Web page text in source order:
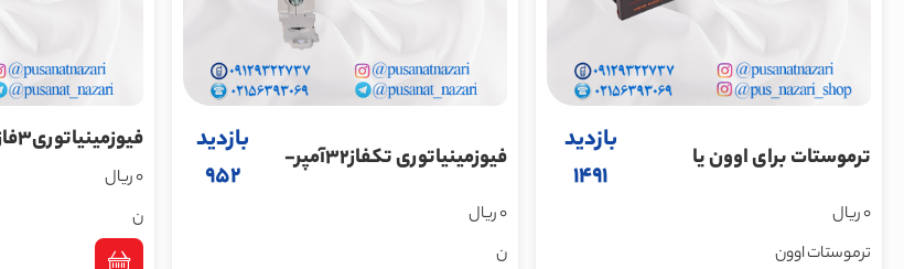
ترموستات برای ا‌وون یا
بازدید
1491
0 ریال
ترموستات اوون
فیوزمینیاتوری تکفاز32آمپر-
بازدید
952
0 ریال
ن
فیوزمینیاتوری3فاز16آمپر
0 ریال
ن